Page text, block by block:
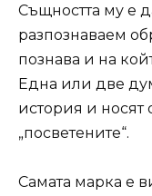
Същността му е
разпознаваем
познава и на
Една или две
история и носят
„посветените“.
Самата марка е